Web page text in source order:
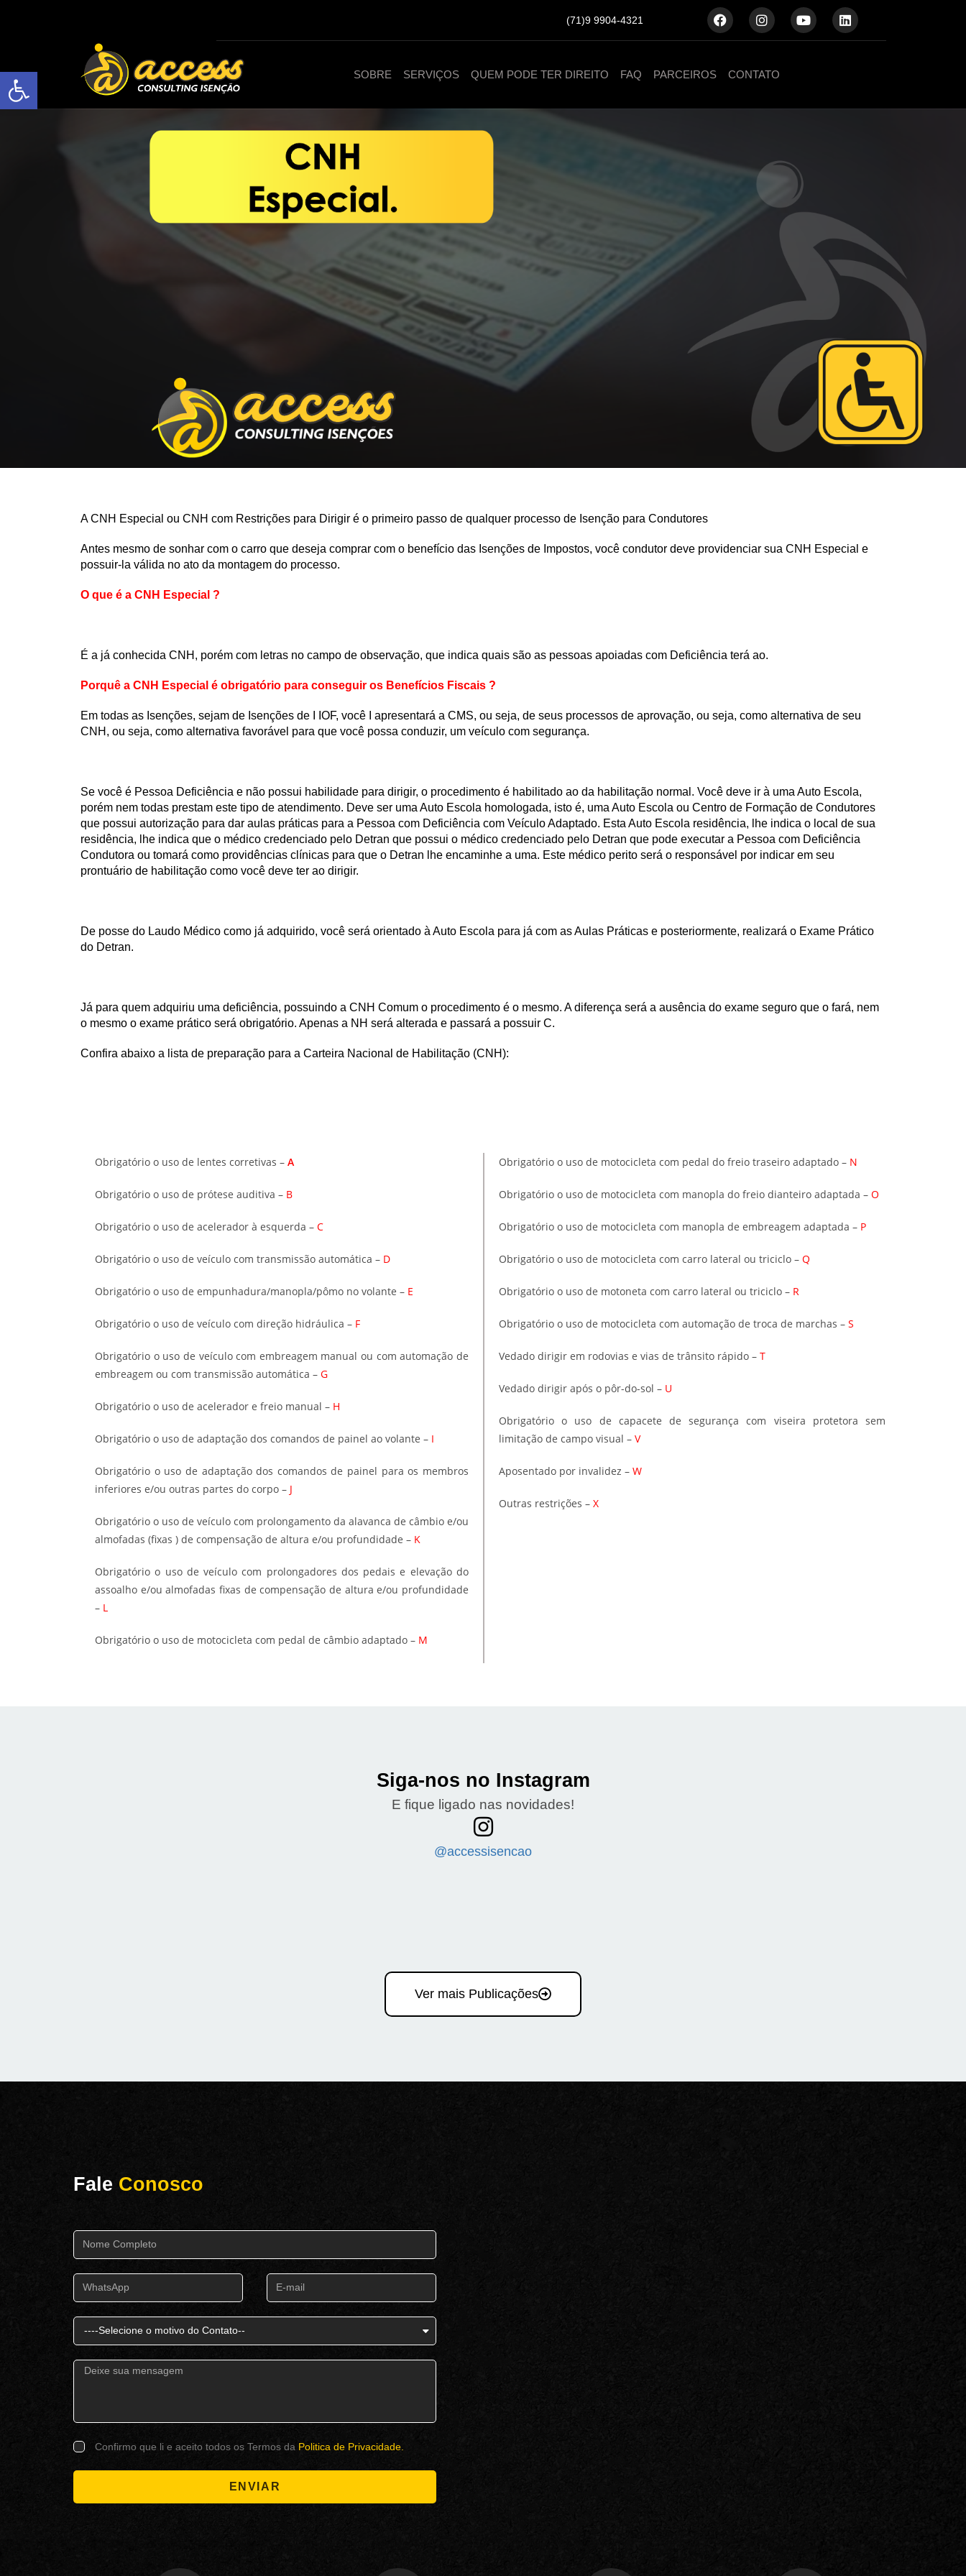
(71)9 9904-4321
SOBRE SERVIÇOS QUEM PODE TER DIREITO FAQ PARCEIROS CONTATO
A CNH Especial ou CNH com Restrições para Dirigir é o primeiro passo de qualquer processo de Isenção para Condutores
Antes mesmo de sonhar com o carro que deseja comprar com o benefício das Isenções de Impostos, você condutor deve providenciar sua CNH Especial e
possuir-la válida no ato da montagem do processo.
O que é a CNH Especial ?
É a já conhecida CNH, porém com letras no campo de observação, que indica quais são as pessoas apoiadas com Deficiência terá ao.
Porquê a CNH Especial é obrigatório para conseguir os Benefícios Fiscais ?
Em todas as Isenções, sejam de Isenções de I IOF, você I apresentará a CMS, ou seja, de seus processos de aprovação, ou seja, como alternativa de seu
CNH, ou seja, como alternativa favorável para que você possa conduzir, um veículo com segurança.
Se você é Pessoa Deficiência e não possui habilidade para dirigir, o procedimento é habilitado ao da habilitação normal. Você deve ir à uma Auto Escola,
porém nem todas prestam este tipo de atendimento. Deve ser uma Auto Escola homologada, isto é, uma Auto Escola ou Centro de Formação de Condutores
que possui autorização para dar aulas práticas para a Pessoa com Deficiência com Veículo Adaptado. Esta Auto Escola residência, lhe indica o local de sua
residência, lhe indica que o médico credenciado pelo Detran que possui o médico credenciado pelo Detran que pode executar a Pessoa com Deficiência
Condutora ou tomará como providências clínicas para que o Detran lhe encaminhe a uma. Este médico perito será o responsável por indicar em seu
prontuário de habilitação como você deve ter ao dirigir.
De posse do Laudo Médico como já adquirido, você será orientado à Auto Escola para já com as Aulas Práticas e posteriormente, realizará o Exame Prático
do Detran.
Já para quem adquiriu uma deficiência, possuindo a CNH Comum o procedimento é o mesmo. A diferença será a ausência do exame seguro que o fará, nem
o mesmo o exame prático será obrigatório. Apenas a NH será alterada e passará a possuir C.
Confira abaixo a lista de preparação para a Carteira Nacional de Habilitação (CNH):
Obrigatório o uso de lentes corretivas – A
Obrigatório o uso de prótese auditiva – B
Obrigatório o uso de acelerador à esquerda – C
Obrigatório o uso de veículo com transmissão automática – D
Obrigatório o uso de empunhadura/manopla/pômo no volante – E
Obrigatório o uso de veículo com direção hidráulica – F
Obrigatório o uso de veículo com embreagem manual ou com automação de
embreagem ou com transmissão automática – G
Obrigatório o uso de acelerador e freio manual – H
Obrigatório o uso de adaptação dos comandos de painel ao volante – I
Obrigatório o uso de adaptação dos comandos de painel para os membros
inferiores e/ou outras partes do corpo – J
Obrigatório o uso de veículo com prolongamento da alavanca de câmbio e/ou
almofadas (fixas ) de compensação de altura e/ou profundidade – K
Obrigatório o uso de veículo com prolongadores dos pedais e elevação do
assoalho e/ou almofadas fixas de compensação de altura e/ou profundidade
– L
Obrigatório o uso de motocicleta com pedal de câmbio adaptado – M
Obrigatório o uso de motocicleta com pedal do freio traseiro adaptado – N
Obrigatório o uso de motocicleta com manopla do freio dianteiro adaptada – O
Obrigatório o uso de motocicleta com manopla de embreagem adaptada – P
Obrigatório o uso de motocicleta com carro lateral ou triciclo – Q
Obrigatório o uso de motoneta com carro lateral ou triciclo – R
Obrigatório o uso de motocicleta com automação de troca de marchas – S
Vedado dirigir em rodovias e vias de trânsito rápido – T
Vedado dirigir após o pôr-do-sol – U
Obrigatório o uso de capacete de segurança com viseira protetora sem
limitação de campo visual – V
Aposentado por invalidez – W
Outras restrições – X
Siga-nos no Instagram
E fique ligado nas novidades!
@accessisencao
Ver mais Publicações
Fale Conosco
Confirmo que li e aceito todos os Termos da Politica de Privacidade.
ENVIAR
Open toolbar